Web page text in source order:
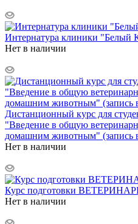
Интернатура клиники "Белый
Нет в наличии
Дистанционный курс для
"Введение в общую
домашним животным" (запись
Нет в наличии
Курс подготовки
Нет в наличии